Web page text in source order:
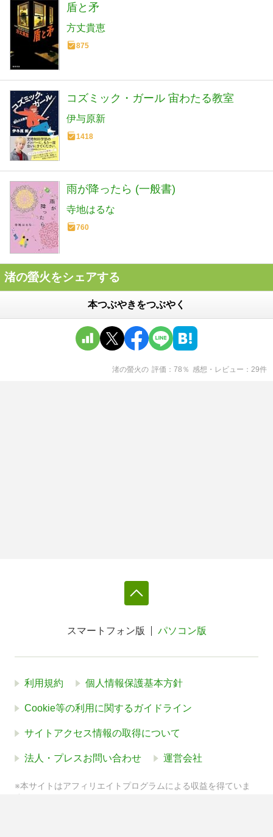
盾と矛
方丈貴恵
875
コズミック・ガール 宙わたる教室
伊与原新
1418
雨が降ったら (一般書)
寺地はるな
760
渚の螢火をシェアする
本つぶやきをつぶやく
渚の螢火の 評価 78 ％ 感想・レビュー 29件
スマートフォン版 パソコン版
利用規約 個人情報保護基本方針
Cookie等の利用に関するガイドライン
サイトアクセス情報の取得について
法人・プレスお問い合わせ 運営会社
※本サイトはアフィリエイトプログラムによる収益を得ていま